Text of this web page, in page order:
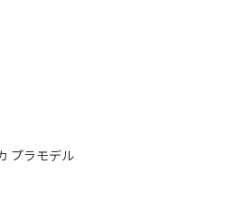
プラモデル